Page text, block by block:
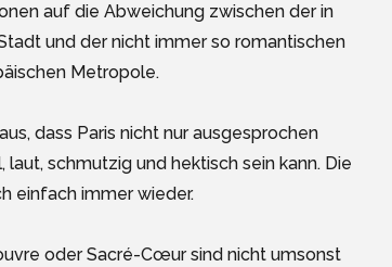
auf die Abweichung zwischen der in
und der nicht immer so romantischen
Metropole.
dass Paris nicht nur ausgesprochen
schmutzig und hektisch sein kann. Die
einfach immer wieder.
oder Sacré-Cœur sind nicht umsonst